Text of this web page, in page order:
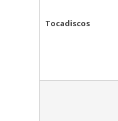
Tocadiscos